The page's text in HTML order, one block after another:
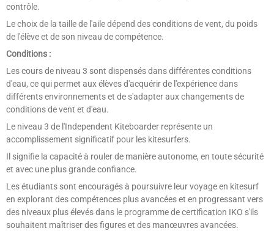
contrôle.
Le choix de la taille de l'aile dépend des conditions de vent, du poids
de l'élève et de son niveau de compétence.
Conditions :
Les cours de niveau 3 sont dispensés dans différentes conditions
d'eau, ce qui permet aux élèves d'acquérir de l'expérience dans
différents environnements et de s'adapter aux changements de
conditions de vent et d'eau.
Le niveau 3 de l'Independent Kiteboarder représente un
accomplissement significatif pour les kitesurfers.
Il signifie la capacité à rouler de manière autonome, en toute sécurité
et avec une plus grande confiance.
Les étudiants sont encouragés à poursuivre leur voyage en kitesurf
en explorant des compétences plus avancées et en progressant vers
des niveaux plus élevés dans le programme de certification IKO s'ils
souhaitent maîtriser des figures et des manœuvres avancées.